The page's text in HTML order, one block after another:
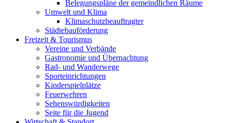
Belegungspläne der gemeindlichen Räume
Umwelt und Klima
Klimaschutzbeauftragter
Städtebauförderung
Freizeit & Tourismus
Vereine und Verbände
Gastronomie und Übernachtung
Rad- und Wanderwege
Sporteinrichtungen
Kinderspielplätze
Feuerwehren
Sehenswürdigkeiten
Seite für die Jugend